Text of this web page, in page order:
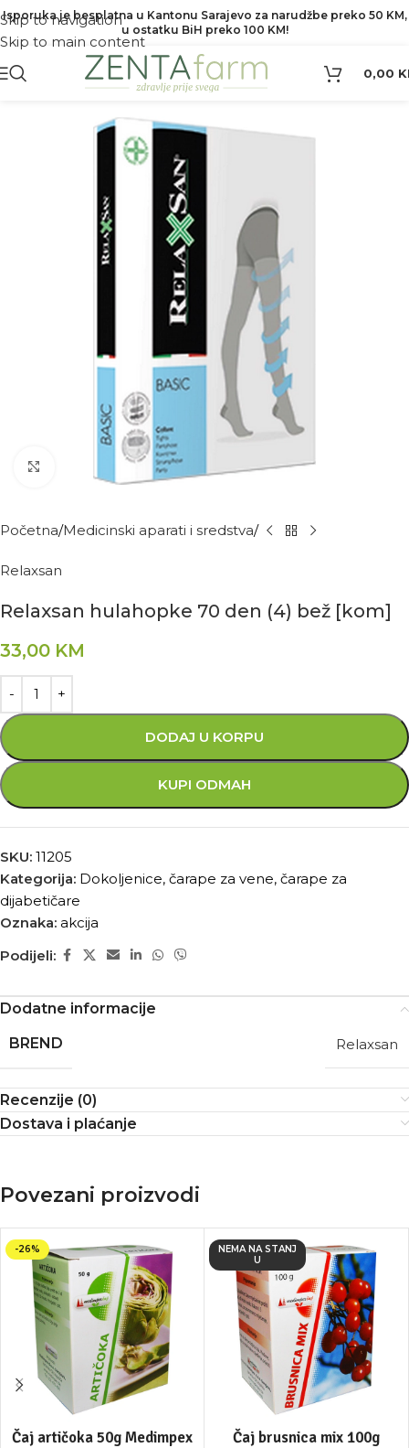
Skip to navigation
Skip to main content
Isporuka je besplatna u Kantonu Sarajevo za narudžbe preko 50 KM,
u ostatku BiH preko 100 KM!
0,00
Kliknite za povećanje
Početna Medicinski aparati i sredstva
Relaxsan
Relaxsan hulahopke 70 den (4) bež [kom]
33,00 KM
DODAJ U KORPU
KUPI ODMAH
SKU: 11205
Kategorija: Dokoljenice, čarape za vene, čarape za
dijabetičare
Oznaka: akcija
Podijeli:
Dodatne informacije
BREND
Relaxsan
Recenzije (0)
Dostava i plaćanje
Povezani proizvodi
-26%
Čaj artičoka 50g Medimpex
NEMA NA STANJ
U
Čaj brusnica mix 100g